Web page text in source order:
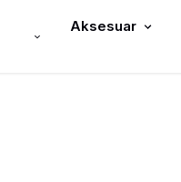
Aksesuar